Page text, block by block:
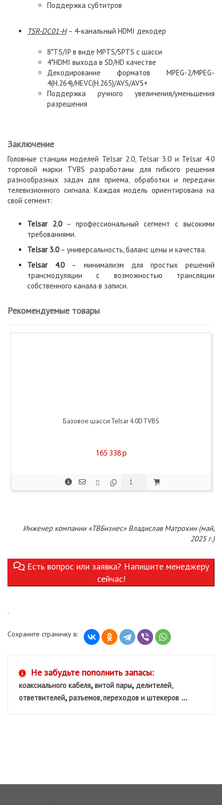
Поддержка субтитров
TSR-DC01-H– 4-канальный HDMI декодер
8*TS/IP в виде MPTS/SPTS с шасси
4*HDMI выхода в SD/HD качестве
Декодирование форматов MPEG-2/MPEG-
4(H.264)/HEVC(H.265)/AVS/AVS+
Поддержка ручного увеличения/уменьшения
разрешения
Заключение
Головные станции моделей Telsar 2.0, Telsar 3.0 и Telsar 4.0
торговой марки TVBS разработаны для гибкого решения
разнообразных задач для приема, обработки и передачи
телевизионного сигнала. Каждая модель ориентирована на
свой сегмент:
Telsar 2.0– профессиональный сегмент с высокими
требованиями.
Telsar 3.0– универсальность, баланс цены и качества.
Telsar 4.0– минимализм для простых решений
трансмодуляции с возможностью трансляции
собственного канала в записи.
Рекомендуемые товары
Базовое шасси Telsar 4.0D TVBS
165 338p
Инженер компании «ТВБизнес» Владислав Матрохин (май,
2025 г.)
Есть вопрос или заявка? Напишите менеджеру
сейчас!
.
Сохраните страничку в:
Не забудьте пополнить запасы:
коаксиального кабеля,витой пары, делителей,
ответвителей,разъемов, переходов и штекеров ...